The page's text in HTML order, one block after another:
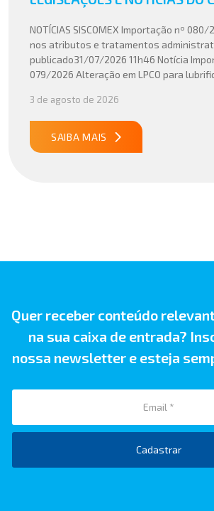
NOTÍCIAS SISCOMEX Importação nº
nos atributos e tratamentos
publicado31/07/2026 11h46 Notícia
079/2026 Alteração em LPCO para
078/2026 Atualização do cálculo do
Importação no Acordo Mercosul – União
publicado29/07/2026 18h47 Notícia
31/07/26 ATO CONJUNTO RFB/CGIBS Nº […]
3 de agosto de 2026
SAIBA MAIS
Quer receber conteúdo
na sua caixa de entrada?
nossa newsletter e esteja
Cadastrar